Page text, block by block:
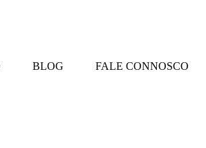
BLOG FALE CONNOSCO